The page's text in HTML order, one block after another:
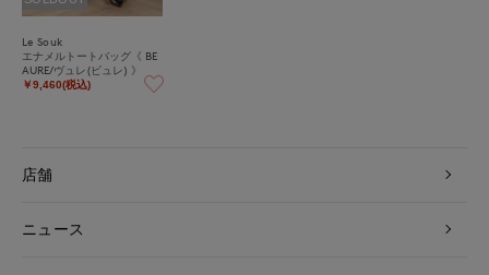
Le Souk
エナメルトートバッグ《 BE
AURE/ヴュレ(ビュレ) 》
￥9,460(税込)
店舗
ニュース